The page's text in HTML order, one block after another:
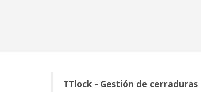
TTlock - Gestión de